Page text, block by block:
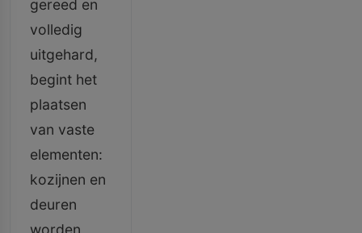
gereed en
volledig
uitgehard,
begint het
plaatsen
van vaste
elementen:
kozijnen en
deuren
worden